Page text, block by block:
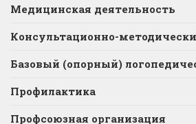
Медицинская деятельность
Консультационно-
Базовый (опорный)
Профилактика
Профсоюзная организация